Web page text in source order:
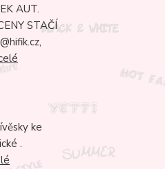
AUT.
STAČÍ
ke
.